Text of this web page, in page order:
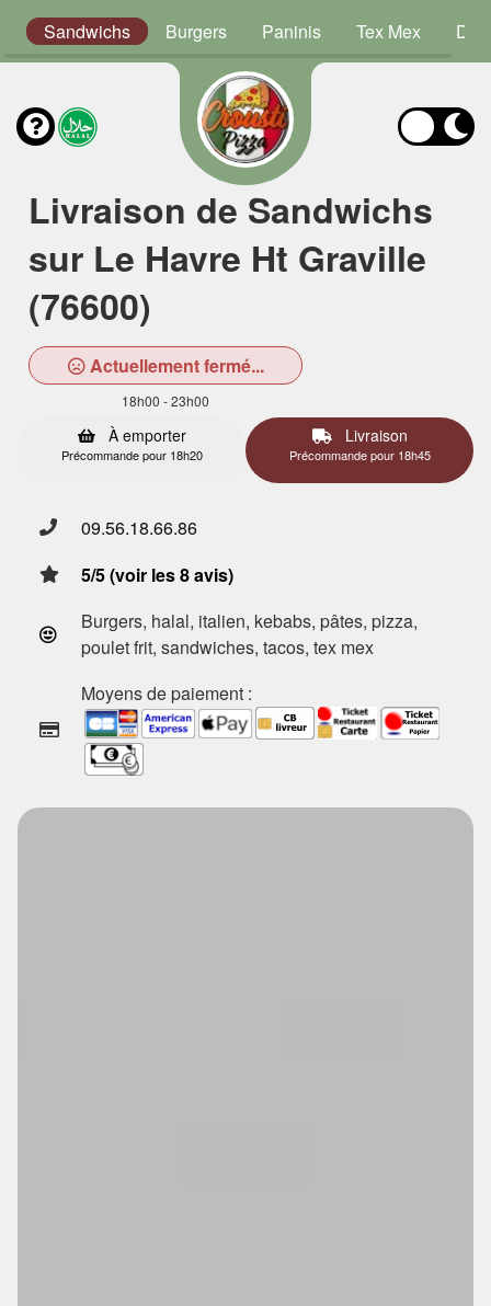
Sandwichs Burgers Paninis Tex Mex
Livraison de Sandwichs
sur Le Havre Ht Graville
(76600)
Actuellement fermé...
18h00 - 23h00
À emporter
Précommande pour 18h20
Livraison
Précommande pour 18h45
09.56.18.66.86
5/5 (voir les 8 avis)
Burgers, halal, italien, kebabs, pâtes, pizza,
poulet frit, sandwiches, tacos, tex mex
Moyens de paiement :